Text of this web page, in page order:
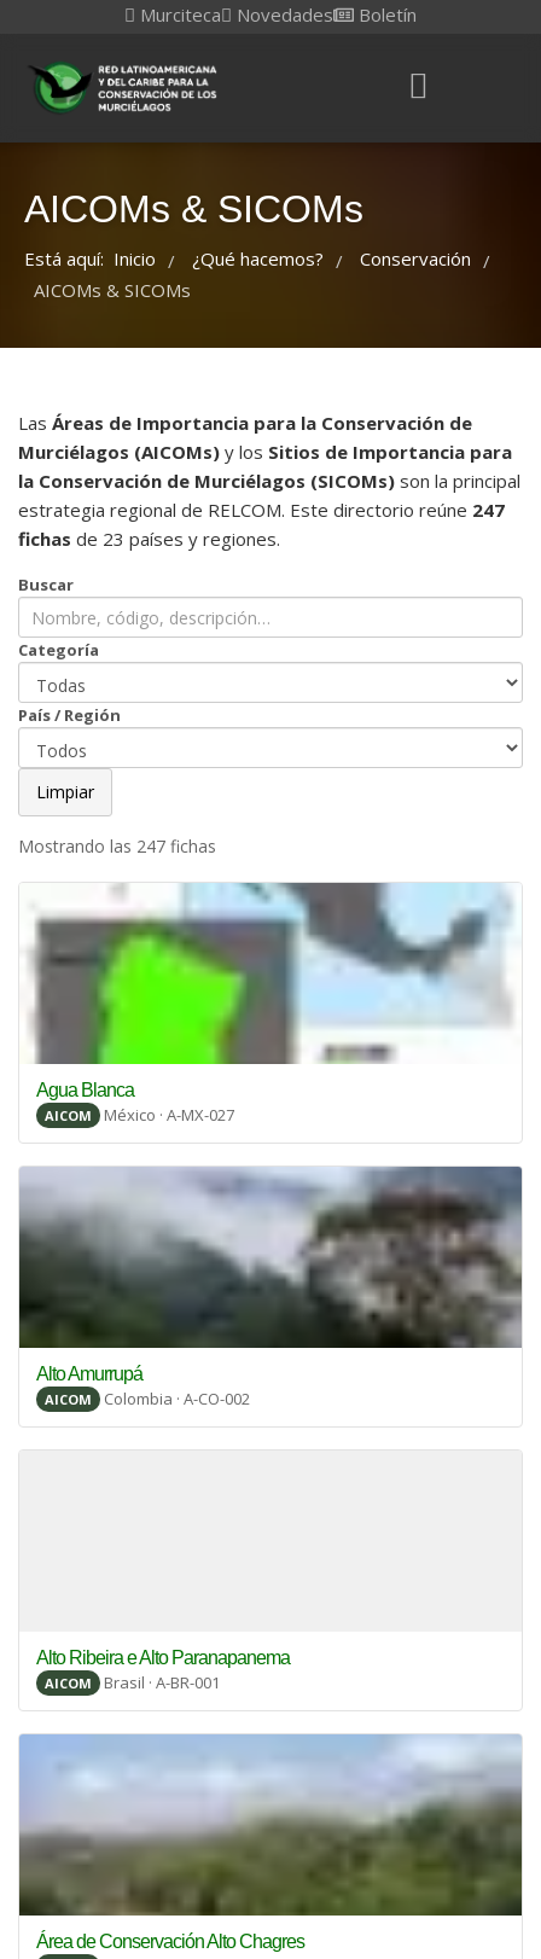
Murciteca Novedades Boletín
AICOMs & SICOMs
Está aquí: Inicio / ¿Qué hacemos? / Conservación /
AICOMs & SICOMs
Las Áreas de Importancia para la Conservación de
Murciélagos (AICOMs) y los Sitios de Importancia para
la Conservación de Murciélagos (SICOMs) son la principal
estrategia regional de RELCOM. Este directorio reúne 247
fichas de 23 países y regiones.
Buscar
Categoría
País / Región
Limpiar
Mostrando las 247 fichas
Agua Blanca
AICOM México · A-MX-027
Alto Amurrupá
AICOM Colombia · A-CO-002
Alto Ribeira e Alto Paranapanema
AICOM Brasil · A-BR-001
Área de Conservación Alto Chagres